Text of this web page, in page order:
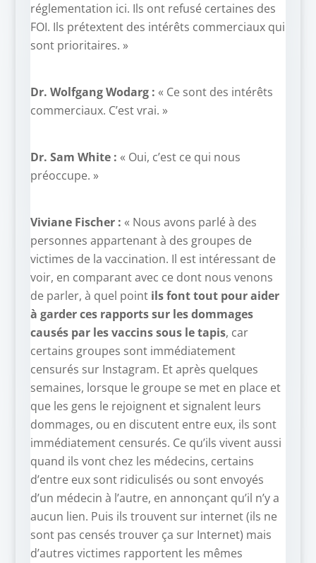
réglementation ici. Ils ont refusé certaines des
FOI. Ils prétextent des intérêts commerciaux qui
sont prioritaires. »
Dr. Wolfgang Wodarg : « Ce sont des intérêts
commerciaux. C’est vrai. »
Dr. Sam White : « Oui, c’est ce qui nous
préoccupe. »
Viviane Fischer : « Nous avons parlé à des
personnes appartenant à des groupes de
victimes de la vaccination. Il est intéressant de
voir, en comparant avec ce dont nous venons
de parler, à quel point ils font tout pour aider
à garder ces rapports sur les dommages
causés par les vaccins sous le tapis, car
certains groupes sont immédiatement
censurés sur Instagram. Et après quelques
semaines, lorsque le groupe se met en place et
que les gens le rejoignent et signalent leurs
dommages, ou en discutent entre eux, ils sont
immédiatement censurés. Ce qu’ils vivent aussi
quand ils vont chez les médecins, certains
d’entre eux sont ridiculisés ou sont envoyés
d’un médecin à l’autre, en annonçant qu’il n’y a
aucun lien. Puis ils trouvent sur internet (ils ne
sont pas censés trouver ça sur Internet) mais
d’autres victimes rapportent les mêmes